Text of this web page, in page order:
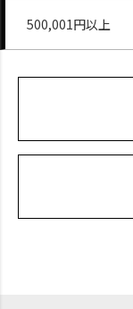
500,001円以上